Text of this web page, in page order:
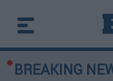
BREAKING